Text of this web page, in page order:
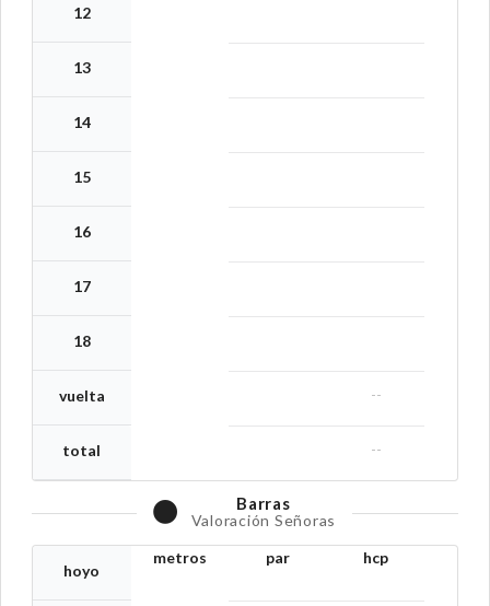
12
13
14
15
16
17
18
vuelta
total
--
--
Barras
Valoración Señoras
hoyo
metros par hcp